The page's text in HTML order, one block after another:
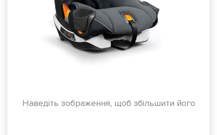
Наведіть зображення, щоб збільшити його